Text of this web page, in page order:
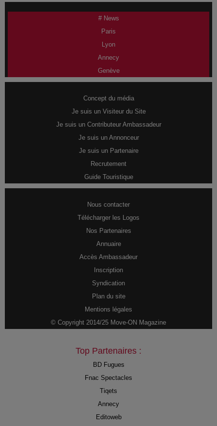
# News
Paris
Lyon
Annecy
Genève
Concept du média
Je suis un Visiteur du Site
Je suis un Contributeur Ambassadeur
Je suis un Annonceur
Je suis un Partenaire
Recrutement
Guide Touristique
Nous contacter
Télécharger les Logos
Nos Partenaires
Annuaire
Accès Ambassadeur
Inscription
Syndication
Plan du site
Mentions légales
© Copyright 2014/25 Move-ON Magazine
Top Partenaires :
BD Fugues
Fnac Spectacles
Tiqets
Annecy
Editoweb